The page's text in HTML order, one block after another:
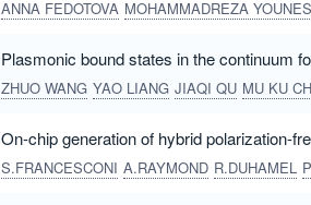
ANNA FEDOTOVA MOHAMMADREZA
Plasmonic bound states in the continuum
ZHUO WANG YAO LIANG JIAQI QU MU KU
On-chip generation of hybrid polarization-
S.FRANCESCONI A.RAYMOND R.DUHAMEL